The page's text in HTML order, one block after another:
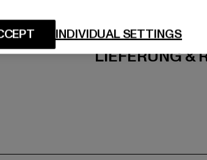
LIEFERUNG &
INDIVIDUAL SETTINGS